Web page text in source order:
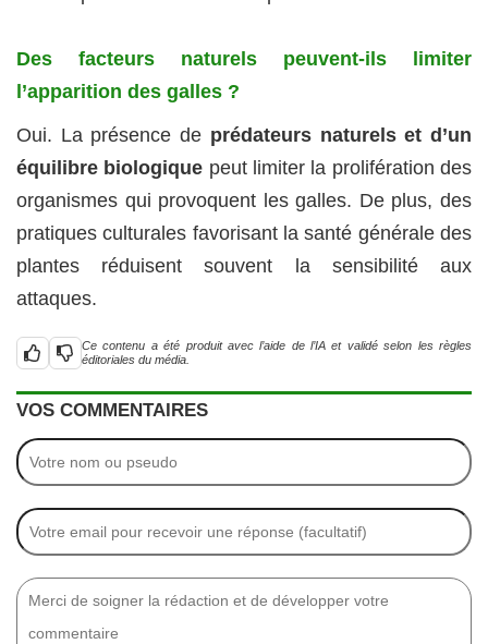
Des facteurs naturels peuvent-ils limiter
l’apparition des galles ?
Oui. La présence de prédateurs naturels et d’un
équilibre biologique peut limiter la prolifération des
organismes qui provoquent les galles. De plus, des
pratiques culturales favorisant la santé générale des
plantes réduisent souvent la sensibilité aux
attaques.
Ce contenu a été produit avec l’aide de l’IA et validé selon les règles
éditoriales du média.
VOS COMMENTAIRES